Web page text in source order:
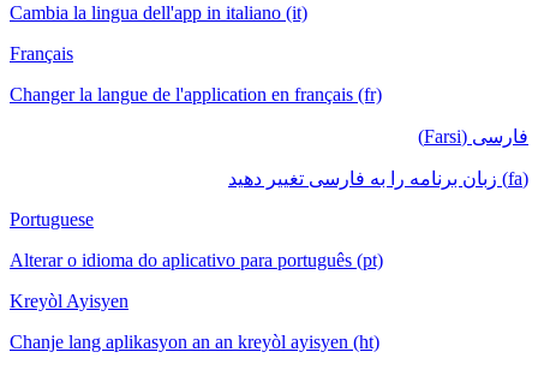
Cambia la lingua dell'app in italiano (it)
Français
Changer la langue de l'application en français (fr)
فارسی (Farsi)
(fa) زبان برنامه را به فارسی تغییر دهید
Portuguese
Alterar o idioma do aplicativo para português (pt)
Kreyòl Ayisyen
Chanje lang aplikasyon an an kreyòl ayisyen (ht)